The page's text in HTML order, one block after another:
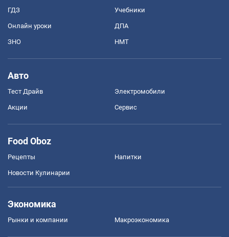
ГДЗ Учебники
Онлайн уроки ДПА
ЗНО НМТ
Авто
Тест Драйв Электромобили
Акции Сервис
Food Oboz
Рецепты Напитки
Новости Кулинарии
Экономика
Рынки и компании Mакроэкономика